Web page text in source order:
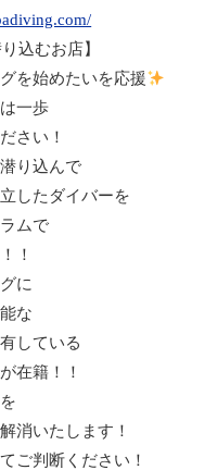
込むお店】
を始めたいを応援
一歩
さい！
り込んで
したダイバーを
ムで
！
に
な
している
在籍！！
消いたします！
ご判断ください！